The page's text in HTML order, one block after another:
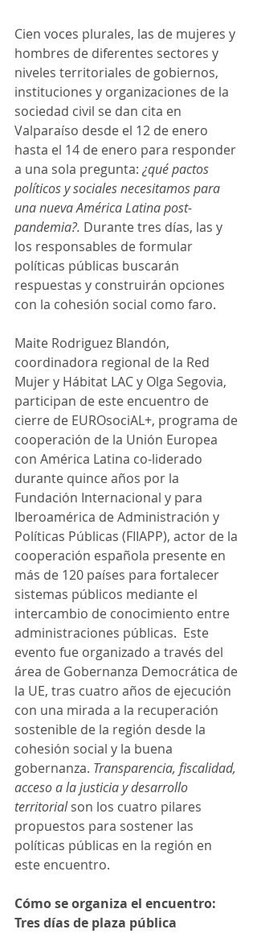
Cien voces plurales, las de mujeres y
hombres de diferentes sectores y
niveles territoriales de gobiernos,
instituciones y organizaciones de la
sociedad civil se dan cita en
Valparaíso desde el 12 de enero
hasta el 14 de enero para responder
a una sola pregunta: ¿qué pactos
políticos y sociales necesitamos para
una nueva América Latina post-
pandemia?. Durante tres días, las y
los responsables de formular
políticas públicas buscarán
respuestas y construirán opciones
con la cohesión social como faro.
Maite Rodriguez Blandón,
coordinadora regional de la Red
Mujer y Hábitat LAC y Olga Segovia,
participan de este encuentro de
cierre de EUROsociAL+, programa de
cooperación de la Unión Europea
con América Latina co-liderado
durante quince años por la
Fundación Internacional y para
Iberoamérica de Administración y
Políticas Públicas (FIIAPP), actor de la
cooperación española presente en
más de 120 países para fortalecer
sistemas públicos mediante el
intercambio de conocimiento entre
administraciones públicas.  Este
evento fue organizado a través del
área de Gobernanza Democrática de
la UE, tras cuatro años de ejecución
con una mirada a la recuperación
sostenible de la región desde la
cohesión social y la buena
gobernanza. Transparencia, fiscalidad,
acceso a la justicia y desarrollo
territorial son los cuatro pilares
propuestos para sostener las
políticas públicas en la región en
este encuentro.
Cómo se organiza el encuentro:
Tres días de plaza pública